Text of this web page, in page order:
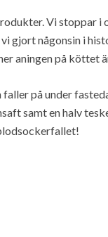
Vi stoppar
gjort någonsin i
aningen på köttet
på under
samt en halv